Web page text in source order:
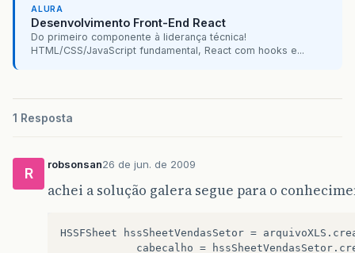
ALURA
Desenvolvimento Front-End React
Do primeiro componente à liderança técnica!
HTML/CSS/JavaScript fundamental, React com hooks e...
1 Resposta
R
robsonsan26 de jun. de 2009
achei a solução galera segue para o
HSSFSheet hssSheetVendasSetor =